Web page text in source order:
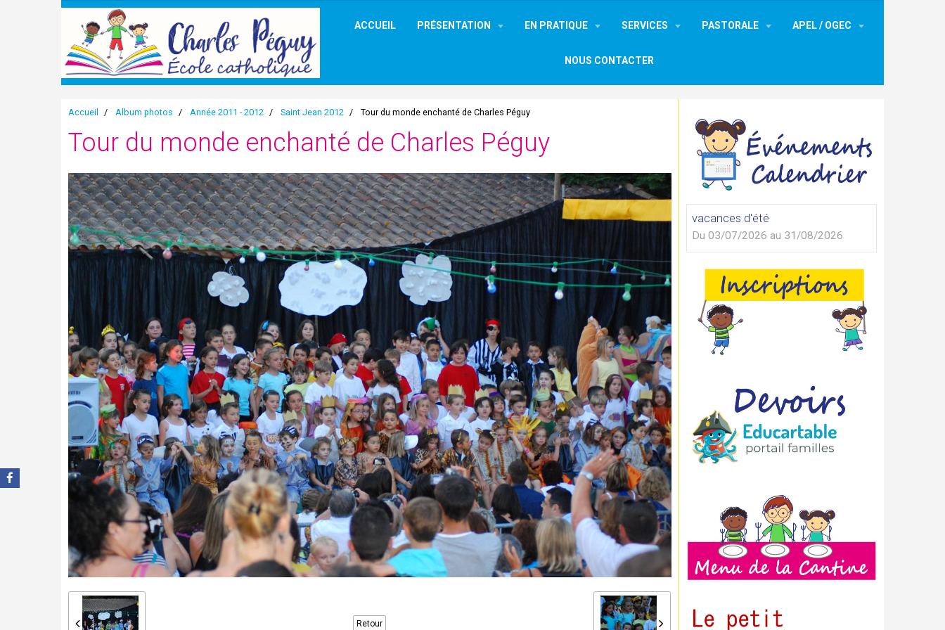
ACCUEIL PRÉSENTATION EN PRATIQUE SERVICES PASTORALE APEL / OGEC
NOUS CONTACTER
Accueil Album photos Année 2011 - 2012 Saint Jean 2012 Tour du monde enchanté de Charles Péguy
Tour du monde enchanté de Charles Péguy
Retour
vacances d'été
Du 03/07/2026 au 31/08/2026